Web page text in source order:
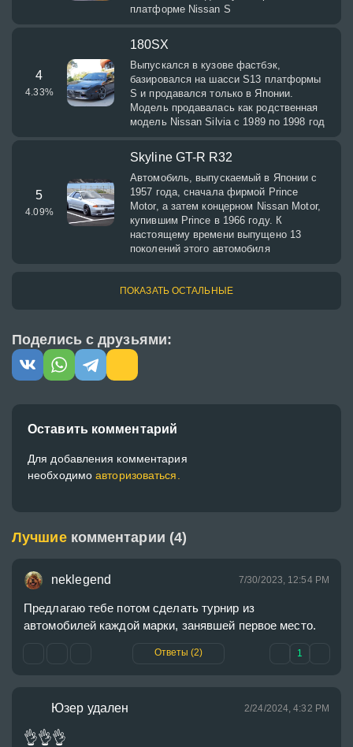
платформе Nissan S
4
4.33%
180SX
Выпускался в кузове фастбэк,
базировался на шасси S13 платформы
S и продавался только в Японии.
Модель продавалась как родственная
модель Nissan Silvia с 1989 по 1998 год
5
4.09%
Skyline GT-R R32
Автомобиль, выпускаемый в Японии с
1957 года, сначала фирмой Prince
Motor, а затем концерном Nissan Motor,
купившим Prince в 1966 году. К
настоящему времени выпущено 13
поколений этого автомобиля
ПОКАЗАТЬ ОСТАЛЬНЫЕ
Поделись с друзьями:
Оставить комментарий
Для добавления комментария
необходимоавторизоваться.
Лучшие комментарии (4)
neklegend 7/30/2023, 12:54 PM
Предлагаю тебе потом сделать турнир из
автомобилей каждой марки, занявшей первое место.
Ответы (2) 1
Юзер удален 2/24/2024, 4:32 PM
👌👌👌